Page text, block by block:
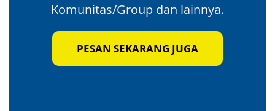
Komunitas/Group dan lainnya.
PESAN SEKARANG JUGA